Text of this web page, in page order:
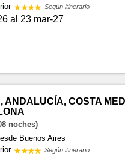
Según itinerario
al 23 mar-27
ANDALUCÍA, COSTA
noches)
Buenos Aires
Según itinerario